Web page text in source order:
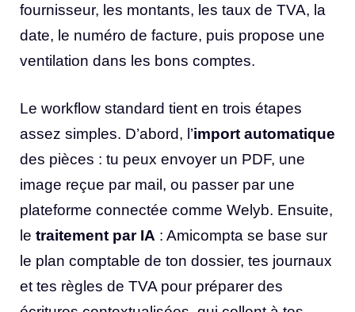
fournisseur, les montants, les taux de TVA, la
date, le numéro de facture, puis propose une
ventilation dans les bons comptes.
Le workflow standard tient en trois étapes
assez simples. D’abord, l’import automatique
des pièces : tu peux envoyer un PDF, une
image reçue par mail, ou passer par une
plateforme connectée comme Welyb. Ensuite,
le traitement par IA : Amicompta se base sur
le plan comptable de ton dossier, tes journaux
et tes règles de TVA pour préparer des